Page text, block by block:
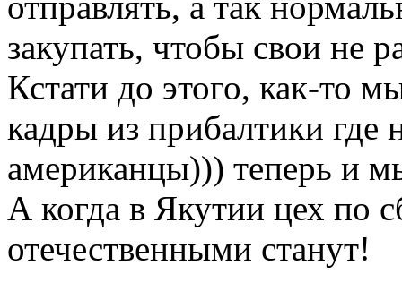
закупать, чтобы свои не
Кстати до этого, как-то
кадры из прибалтики где
американцы))) теперь и
А когда в Якутии цех по
отечественными станут!